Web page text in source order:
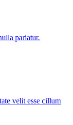
pariatur.
velit esse cillum